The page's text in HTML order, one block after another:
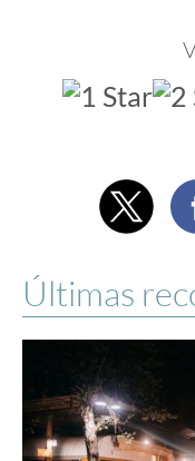
Últimas